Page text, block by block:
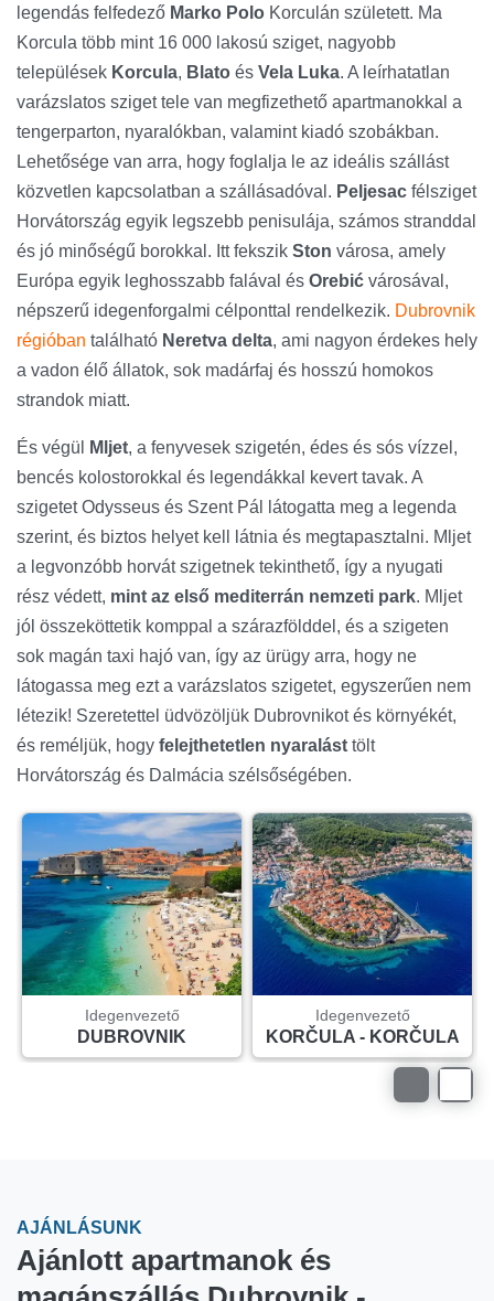
legendás felfedező Marko Polo Korculán született. Ma
Korcula több mint 16 000 lakosú sziget, nagyobb
települések Korcula, Blato és Vela Luka. A leírhatatlan
varázslatos sziget tele van megfizethető apartmanokkal a
tengerparton, nyaralókban, valamint kiadó szobákban.
Lehetősége van arra, hogy foglalja le az ideális szállást
közvetlen kapcsolatban a szállásadóval. Peljesac félsziget
Horvátország egyik legszebb penisulája, számos stranddal
és jó minőségű borokkal. Itt fekszik Ston városa, amely
Európa egyik leghosszabb falával és Orebić városával,
népszerű idegenforgalmi célponttal rendelkezik. Dubrovnik
régióban található Neretva delta, ami nagyon érdekes hely
a vadon élő állatok, sok madárfaj és hosszú homokos
strandok miatt.
És végül Mljet, a fenyvesek szigetén, édes és sós vízzel,
bencés kolostorokkal és legendákkal kevert tavak. A
szigetet Odysseus és Szent Pál látogatta meg a legenda
szerint, és biztos helyet kell látnia és megtapasztalni. Mljet
a legvonzóbb horvát szigetnek tekinthető, így a nyugati
rész védett, mint az első mediterrán nemzeti park. Mljet
jól összeköttetik komppal a szárazfölddel, és a szigeten
sok magán taxi hajó van, így az ürügy arra, hogy ne
látogassa meg ezt a varázslatos szigetet, egyszerűen nem
létezik! Szeretettel üdvözöljük Dubrovnikot és környékét,
és reméljük, hogy felejthetetlen nyaralást tölt
Horvátország és Dalmácia szélsőségében.
Idegenvezető
DUBROVNIK
Idegenvezető
KORČULA - KORČULA
AJÁNLÁSUNK
Ajánlott apartmanok és